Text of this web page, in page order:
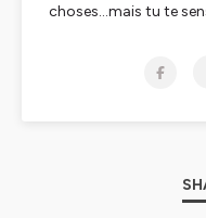
choses...mais tu te
spécialement pour toi.
leurs actions
leur vie de sens